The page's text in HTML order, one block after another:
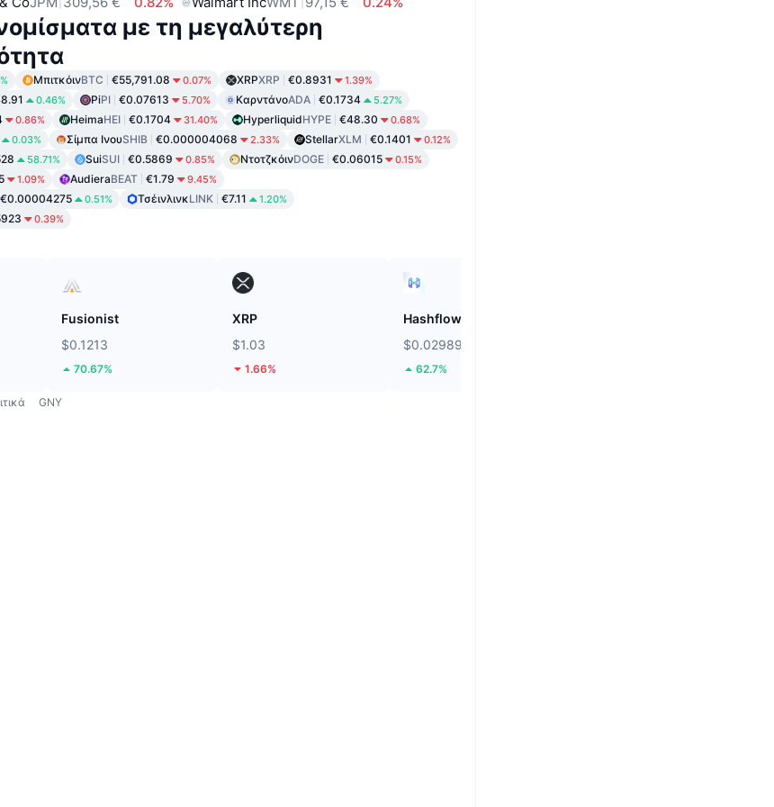
με τη μεγαλύτερη
ΜπιτκόινBTC €55,791.08 0.07% XRPXRP €0.8931 1.39%
0.46% PiPI €0.07613 5.70% ΚαρντάνοADA €0.1734 5.27%
0.86% HeimaHEI €0.1704 31.40% HyperliquidHYPE €48.30 0.68%
0.03% Σίμπα ΙνουSHIB €0.000004068 2.33% StellarXLM €0.1401 0.12%
58.71% SuiSUI €0.5869 0.85% ΝτοτζκόινDOGE €0.06015 0.15%
1.09% AudieraBEAT €1.79 9.45%
€0.00004275 0.51% ΤσέινλινκLINK €7.11 1.20%
0.39%
Fusionist
$0.1213
70.67%
XRP
$1.03
1.66%
Hashflow
$0.02989
62.7%
GNY